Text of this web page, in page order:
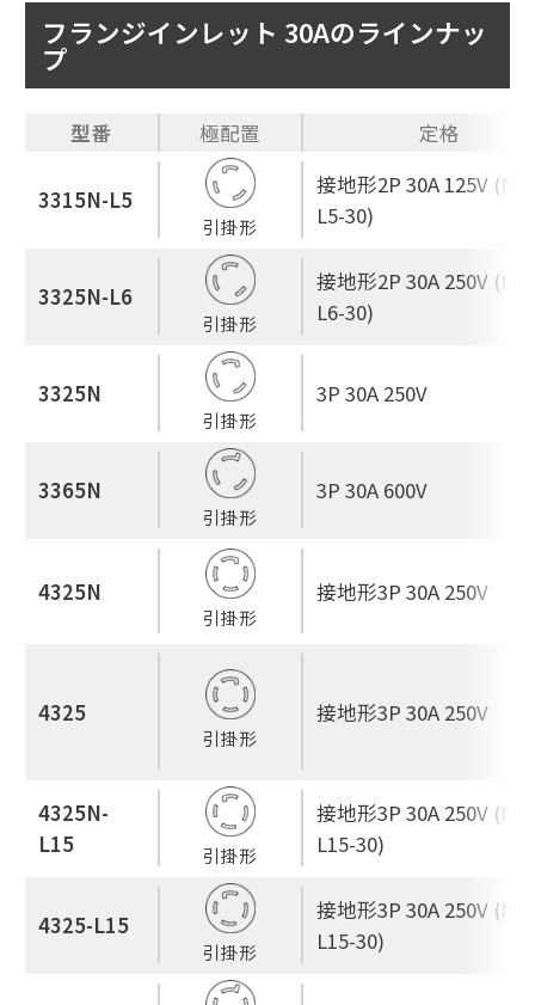
フランジインレット 30Aのラインナッ
プ
型番 極配置 定格
3315N-L5
引掛形
接地形2P 30A 125V
L5-30)
3325N-L6
引掛形
接地形2P 30A 250V
L6-30)
3325N
引掛形
3P 30A 250V
3365N
引掛形
3P 30A 600V
4325N
引掛形
接地形3P 30A 250V
4325
引掛形
接地形3P 30A 250V
4325N-
L15
引掛形
接地形3P 30A 250V
L15-30)
4325-L15
引掛形
接地形3P 30A 250V
L15-30)